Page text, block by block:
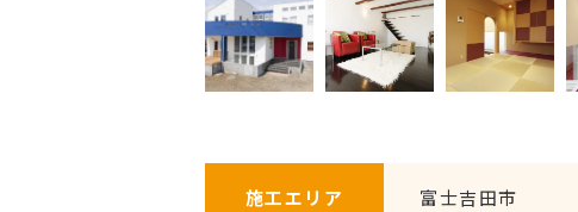
施工エリア 富士吉田市